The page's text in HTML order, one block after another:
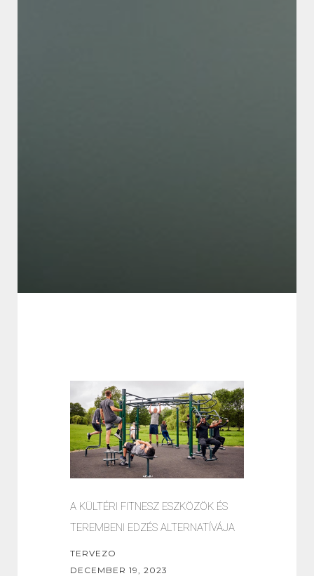
A KÜLTÉRI FITNESZ ESZKÖZÖK ÉS
TEREMBENI EDZÉS ALTERNATÍVÁJA
TERVEZO
DECEMBER 19, 2023